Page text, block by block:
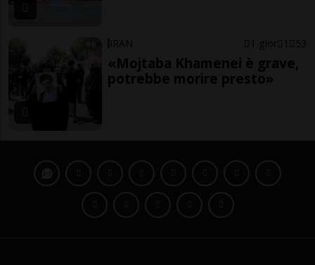
IRAN 1 gior 1 53
«Mojtaba Khamenei è grave,
potrebbe morire presto»